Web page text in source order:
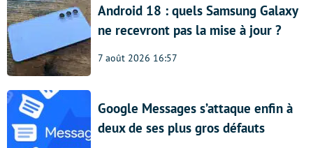
Android 18 : quels Samsung Galaxy
ne recevront pas la mise à jour ?
7 août 2026 16:57
Google Messages s’attaque enfin à
deux de ses plus gros défauts